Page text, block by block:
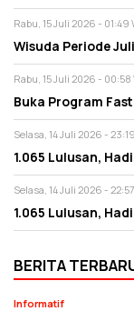
Rabu, 15 Juli 2026 - 01:49
Wisuda Periode
Rabu, 15 Juli 2026 - 00:58
Buka Program
Selasa, 14 Juli 2026 -
1.065 Lulusan,
Selasa, 14 Juli 2026 -
1.065 Lulusan,
BERITA
Informatif